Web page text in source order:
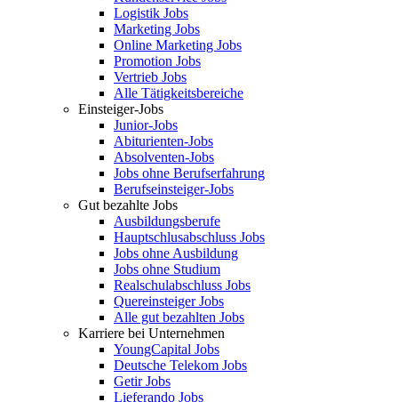
Logistik Jobs
Marketing Jobs
Online Marketing Jobs
Promotion Jobs
Vertrieb Jobs
Alle Tätigkeitsbereiche
Einsteiger-Jobs
Junior-Jobs
Abiturienten-Jobs
Absolventen-Jobs
Jobs ohne Berufserfahrung
Berufseinsteiger-Jobs
Gut bezahlte Jobs
Ausbildungsberufe
Hauptschlusabschluss Jobs
Jobs ohne Ausbildung
Jobs ohne Studium
Realschulabschluss Jobs
Quereinsteiger Jobs
Alle gut bezahlten Jobs
Karriere bei Unternehmen
YoungCapital Jobs
Deutsche Telekom Jobs
Getir Jobs
Lieferando Jobs